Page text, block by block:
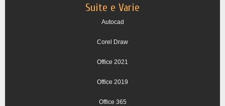
Suite e Varie
Autocad
Corel Draw
Office 2021
Office 2019
Office 365